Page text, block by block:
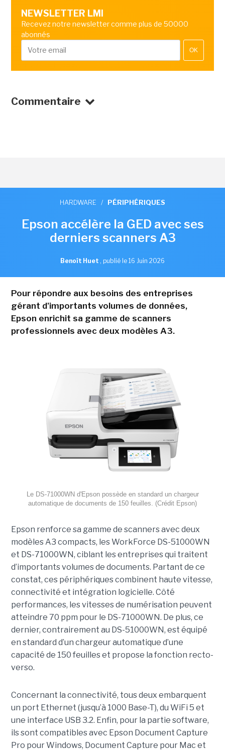
NEWSLETTER LMI
Recevez notre newsletter comme plus de 50000
abonnés
OK
Commentaire
HARDWARE / PÉRIPHÉRIQUES
Epson accélère la GED avec ses
derniers scanners A3
Benoît Huet , publié le 16 Juin 2026
Pour répondre aux besoins des entreprises
gérant d'importants volumes de données,
Epson enrichit sa gamme de scanners
professionnels avec deux modèles A3.
Le DS-71000WN d'Epson possède en standard un chargeur
automatique de documents de 150 feuilles. (Crédit Epson)
Epson renforce sa gamme de scanners avec deux
modèles A3 compacts, les WorkForce DS-51000WN
et DS-71000WN, ciblant les entreprises qui traitent
d’importants volumes de documents. Partant de ce
constat, ces périphériques combinent haute vitesse,
connectivité et intégration logicielle. Côté
performances, les vitesses de numérisation peuvent
atteindre 70 ppm pour le DS-71000WN. De plus, ce
dernier, contrairement au DS-51000WN, est équipé
en standard d’un chargeur automatique d’une
capacité de 150 feuilles et propose la fonction recto-
verso.
Concernant la connectivité, tous deux embarquent
un port Ethernet (jusqu’à 1000 Base-T), du WiFi 5 et
une interface USB 3.2. Enfin, pour la partie software,
ils sont compatibles avec Epson Document Capture
Pro pour Windows, Document Capture pour Mac et